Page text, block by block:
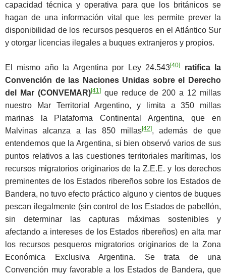
capacidad técnica y operativa para que los británicos se
hagan de una información vital que les permite prever la
disponibilidad de los recursos pesqueros en el Atlántico Sur
y otorgar licencias ilegales a buques extranjeros y propios.
El mismo año la Argentina por Ley 24.543[40]
ratifica la
Convención de las Naciones Unidas sobre el Derecho
del Mar (CONVEMAR)[41]que reduce de 200 a 12 millas
nuestro Mar Territorial Argentino, y limita a 350 millas
marinas la Plataforma Continental Argentina, que en
Malvinas alcanza a las 850 millas[42], además de que
entendemos que la Argentina, si bien observó varios de sus
puntos relativos a las cuestiones territoriales marítimas, los
recursos migratorios originarios de la Z.E.E. y los derechos
preminentes de los Estados ribereños sobre los Estados de
Bandera, no tuvo efecto práctico alguno y cientos de buques
pescan ilegalmente (sin control de los Estados de pabellón,
sin determinar las capturas máximas sostenibles y
afectando a intereses de los Estados ribereños) en alta mar
los recursos pesqueros migratorios originarios de la Zona
Económica Exclusiva Argentina. Se trata de una
Convención muy favorable a los Estados de Bandera, que